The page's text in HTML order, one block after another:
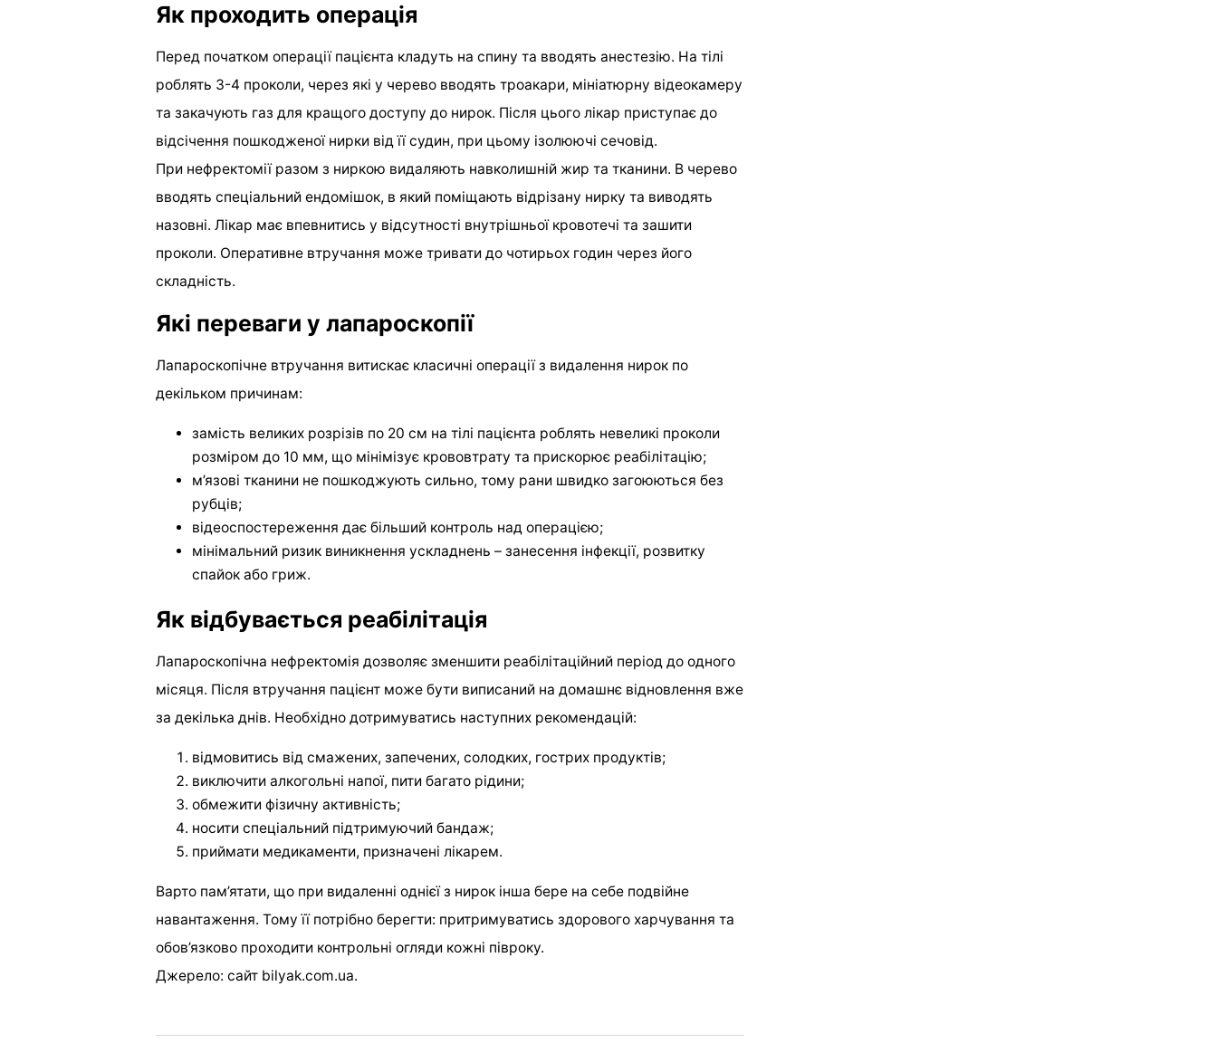
Як проходить операція
Перед початком операції пацієнта кладуть на спину та вводять анестезію. На тілі
роблять 3-4 проколи, через які у черево вводять троакари, мініатюрну відеокамеру
та закачують газ для кращого доступу до нирок. Після цього лікар приступає до
відсічення пошкодженої нирки від її судин, при цьому ізолюючі сечовід.
При нефректомії разом з ниркою видаляють навколишній жир та тканини. В черево
вводять спеціальний ендомішок, в який поміщають відрізану нирку та виводять
назовні. Лікар має впевнитись у відсутності внутрішньої кровотечі та зашити
проколи. Оперативне втручання може тривати до чотирьох годин через його
складність.
Які переваги у лапароскопії
Лапароскопічне втручання витискає класичні операції з видалення нирок по
декільком причинам:
замість великих розрізів по 20 см на тілі пацієнта роблять невеликі проколи
розміром до 10 мм, що мінімізує крововтрату та прискорює реабілітацію;
м’язові тканини не пошкоджують сильно, тому рани швидко загоюються без
рубців;
відеоспостереження дає більший контроль над операцією;
мінімальний ризик виникнення ускладнень – занесення інфекції, розвитку
спайок або гриж.
Як відбувається реабілітація
Лапароскопічна нефректомія дозволяє зменшити реабілітаційний період до одного
місяця. Після втручання пацієнт може бути виписаний на домашнє відновлення вже
за декілька днів. Необхідно дотримуватись наступних рекомендацій:
відмовитись від смажених, запечених, солодких, гострих продуктів;
виключити алкогольні напої, пити багато рідини;
обмежити фізичну активність;
носити спеціальний підтримуючий бандаж;
приймати медикаменти, призначені лікарем.
Варто пам’ятати, що при видаленні однієї з нирок інша бере на себе подвійне
навантаження. Тому її потрібно берегти: притримуватись здорового харчування та
обов’язково проходити контрольні огляди кожні півроку.
Джерело: сайт bilyak.com.ua.